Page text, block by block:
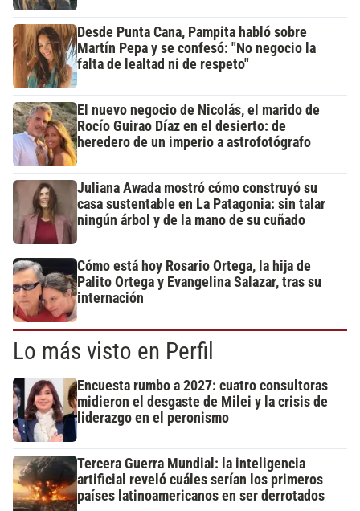
Desde Punta Cana, Pampita habló sobre
Martín Pepa y se confesó: "No negocio la
falta de lealtad ni de respeto"
El nuevo negocio de Nicolás, el marido de
Rocío Guirao Díaz en el desierto: de
heredero de un imperio a astrofotógrafo
Juliana Awada mostró cómo construyó su
casa sustentable en La Patagonia: sin talar
ningún árbol y de la mano de su cuñado
Cómo está hoy Rosario Ortega, la hija de
Palito Ortega y Evangelina Salazar, tras su
internación
Lo más visto en Perfil
Encuesta rumbo a 2027: cuatro consultoras
midieron el desgaste de Milei y la crisis de
liderazgo en el peronismo
Tercera Guerra Mundial: la inteligencia
artificial reveló cuáles serían los primeros
países latinoamericanos en ser derrotados